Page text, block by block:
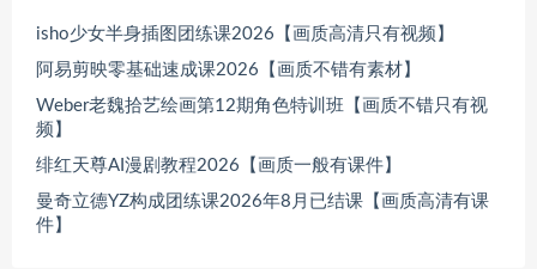
isho少女半身插图团练课2026【画质高清只有视频】
阿易剪映零基础速成课2026【画质不错有素材】
Weber老魏拾艺绘画第12期角色特训班【画质不错只有视
频】
绯红天尊AI漫剧教程2026【画质一般有课件】
曼奇立德YZ构成团练课2026年8月已结课【画质高清有课
件】